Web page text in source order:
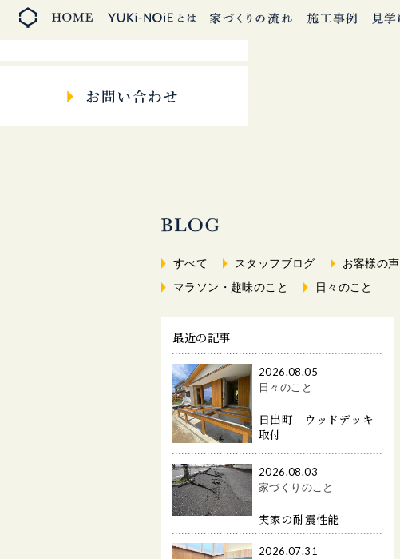
すべて スタッフブログ お客様の声
マラソン・趣味のこと
日々のこと
最近の記事
2026.08.05
日々のこと
日出町 ウッドデッキ
取付
2026.08.03
家づくりのこと
実家の耐震性能
2026.07.31